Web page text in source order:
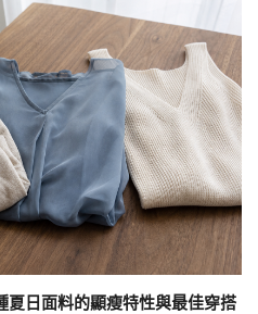
夏日面料的顯瘦特性與最佳穿搭